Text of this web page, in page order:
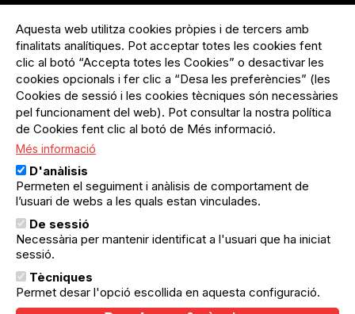
del
compte
d'usuari
Menú
usuari
no
loggat
Registre organització
Menú
Peu
Sobre el projecte
Preguntes freqüents
Contacte
Menú
Legal
Política de privacitat
Avís legal
Política de cookies
El Quèdequè no es fa responsable de les activitats
programades; en són responsables els col·lectius
organitzadors.
© Quedequè, 2025
Aquesta web utilitza cookies pròpies i de tercers amb
finalitats analítiques. Pot acceptar totes les cookies fent
clic al botó “Accepta totes les Cookies” o desactivar les
cookies opcionals i fer clic a “Desa les preferències” (les
Cookies de sessió i les cookies tècniques són necessàries
pel funcionament del web). Pot consultar la nostra política
de Cookies fent clic al botó de Més informació.
Més informació
D'anàlisis
Permeten el seguiment i anàlisis de comportament de
l’usuari de webs a les quals estan vinculades.
De sessió
Necessària per mantenir identificat a l'usuari que ha iniciat
sessió.
Tècniques
Permet desar l'opció escollida en aquesta configuració.